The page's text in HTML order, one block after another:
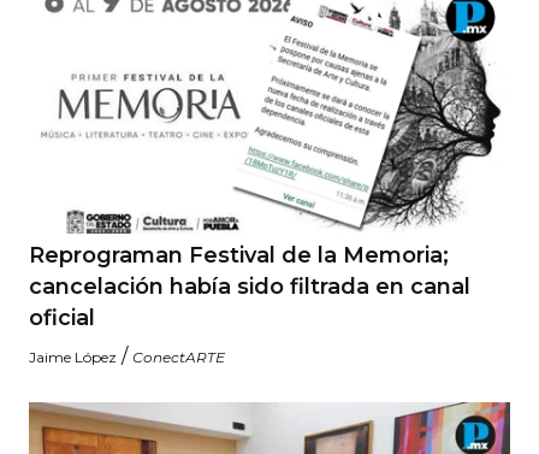
Reprograman Festival de la Memoria;
cancelación había sido filtrada en canal
oficial
Jaime López / ConectARTE